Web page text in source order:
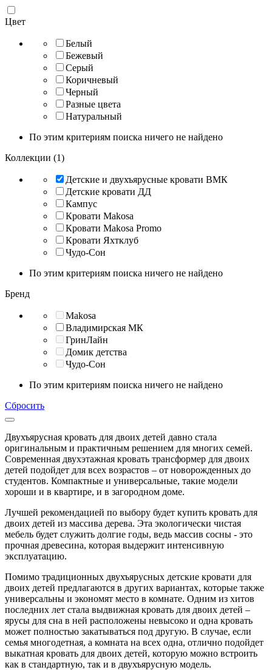
Цвет
Белый
Бежевый
Серый
Коричневый
Черный
Разные цвета
Натуральный
По этим критериям поиска ничего не найдено
Коллекции (1)
Детские и двухъярусные кровати ВМК
Детские кровати ДД
Кампус
Кровати Makosa
Кровати Makosa Promo
Кровати Яхтклуб
Чудо-Сон
По этим критериям поиска ничего не найдено
Бренд
Makosa
Владимирская МК
ГринЛайн
Домик детства
Чудо-Сон
По этим критериям поиска ничего не найдено
Сбросить
Двухъярусная кровать для двоих детей давно стала
оригинальным и практичным решением для многих семей.
Современная двухэтажная кровать трансформер для двоих
детей подойдет для всех возрастов – от новорожденных до
студентов. Компактные и универсальные, такие модели
хороши и в квартире, и в загородном доме.
Лучшей рекомендацией по выбору будет купить кровать для
двоих детей из массива дерева. Эта экологически чистая
мебель будет служить долгие годы, ведь массив сосны - это
прочная древесина, которая выдержит интенсивную
эксплуатацию.
Помимо традиционных двухъярусных детские кровати для
двоих детей предлагаются в других вариантах, которые также
универсальны и экономят место в комнате. Одним из хитов
последних лет стала выдвижная кровать для двоих детей –
ярусы для сна в ней расположены невысоко и одна кровать
может полностью закатываться под другую. В случае, если
семья многодетная, а комната на всех одна, отлично подойдет
выкатная кровать для двоих детей, которую можно встроить
как в стандартную, так и в двухъярусную модель.